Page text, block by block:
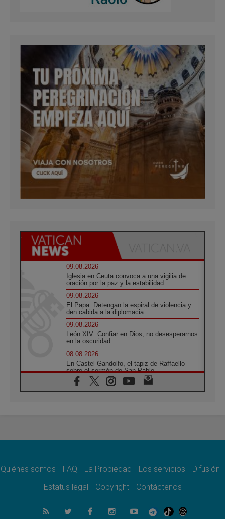
09.08.2026
Iglesia en Ceuta convoca a una vigilia de
oración por la paz y la estabilidad
09.08.2026
El Papa: Detengan la espiral de violencia y
den cabida a la diplomacia
09.08.2026
León XIV: Confiar en Dios, no desesperarnos
en la oscuridad
08.08.2026
En Castel Gandolfo, el tapiz de Raffaello
sobre el sermón de San Pablo
08.08.2026
En Colombia, «la paz no se compra con una
08.08.2026
08.08.2026
del Buen Consejo de Genazzano
Filipinas: el Vicariato Apostólico de Calapán
se convierte en diócesis
Quiénes somos FAQ La Propiedad Los servicios
Difusión
Estatus legal
Copyright Contáctenos